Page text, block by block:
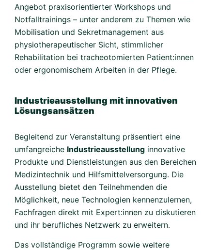
Angebot praxisorientierter Workshops und
Notfalltrainings – unter anderem zu Themen wie
Mobilisation und Sekretmanagement aus
physiotherapeutischer Sicht, stimmlicher
Rehabilitation bei tracheotomierten Patient:innen
oder ergonomischem Arbeiten in der Pflege.
Industrieausstellung mit innovativen
Lösungsansätzen
Begleitend zur Veranstaltung präsentiert eine
umfangreiche Industrieausstellung innovative
Produkte und Dienstleistungen aus den Bereichen
Medizintechnik und Hilfsmittelversorgung. Die
Ausstellung bietet den Teilnehmenden die
Möglichkeit, neue Technologien kennenzulernen,
Fachfragen direkt mit Expert:innen zu diskutieren
und ihr berufliches Netzwerk zu erweitern.
Das vollständige Programm sowie weitere